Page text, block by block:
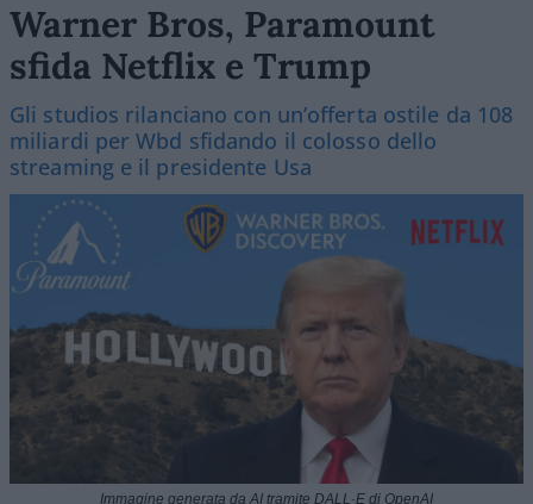
Warner Bros, Paramount
sfida Netflix e Trump
Gli studios rilanciano con un’offerta ostile da 108
miliardi per Wbd sfidando il colosso dello
streaming e il presidente Usa
Immagine generata da AI tramite DALL·E di OpenAI